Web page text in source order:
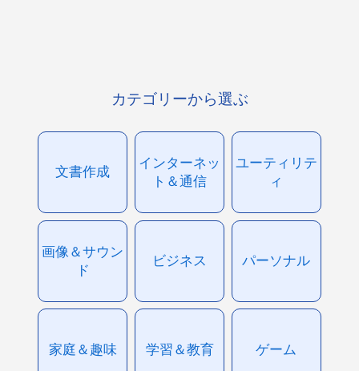
カテゴリーから選ぶ
文書作成
インターネッ
ト＆通信
ユーティリテ
ィ
画像＆サウン
ド
ビジネス パーソナル
家庭＆趣味 学習＆教育 ゲーム